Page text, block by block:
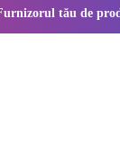
tău de